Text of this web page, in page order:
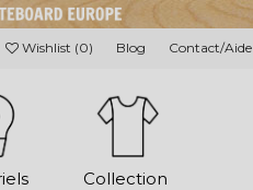
Wishlist (0) Blog Contact/Aide
Collection